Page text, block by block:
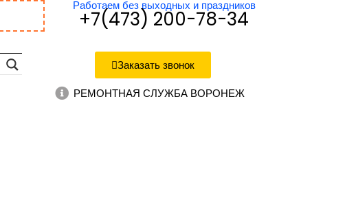
Работаем без выходных и праздников
+7(473) 200-78-34
Заказать звонок
РЕМОНТНАЯ СЛУЖБА ВОРОНЕЖ